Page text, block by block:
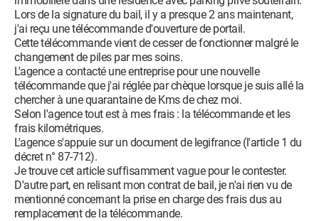
Lors de la signature du bail, il y a presque 2 ans maintenant,
j'ai reçu une télécommande d'ouverture de portail.
Cette télécommande vient de cesser de fonctionner malgré le
changement de piles par mes soins.
L'agence a contacté une entreprise pour une nouvelle
télécommande que j'ai réglée par chèque lorsque je suis allé la
chercher à une quarantaine de Kms de chez moi.
Selon l'agence tout est à mes frais : la télécommande et les
frais kilométriques.
L'agence s'appuie sur un document de legifrance (l'article 1 du
décret n° 87-712).
Je trouve cet article suffisamment vague pour le contester.
D'autre part, en relisant mon contrat de bail, je n'ai rien vu de
mentionné concernant la prise en charge des frais dus au
remplacement de la télécommande.